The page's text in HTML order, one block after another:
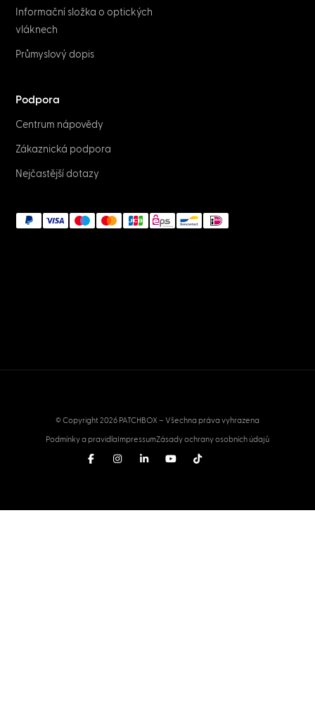
Informační složka o optických
vláknech
Průmyslový dopis
Podpora
Centrum nápovědy
Zákaznická podpora
Nejčastější dotazy
© Copyright 2026 PATCHBOX – Všechna práva vyhrazena
Podmínky a pravidla ImpressumZásady ochrany osobních údajů